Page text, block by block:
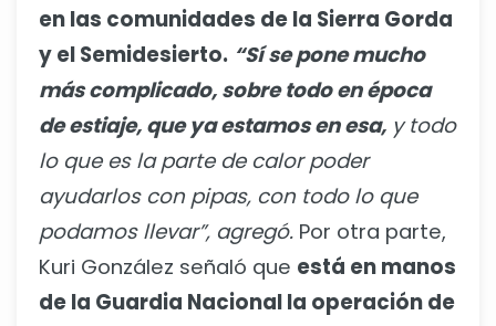
en las comunidades de la Sierra Gorda
y el Semidesierto. “Sí se pone mucho
más complicado, sobre todo en época
de estiaje, que ya estamos en esa, y todo
lo que es la parte de calor poder
ayudarlos con pipas, con todo lo que
podamos llevar”, agregó. Por otra parte,
Kuri González señaló que está en manos
de la Guardia Nacional la operación de